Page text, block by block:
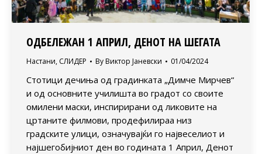
ОДБЕЛЕЖАН 1 АПРИЛ, ДЕНОТ НА ШЕГАТА
Настани, СЛИДЕР By Виктор Јаневски 01/04/2024
Стотици дечиња од градинката „Димче Мирчев“
и од основните училишта во градот со своите
омилени маски, инспирирани од ликовите на
цртаните филмови, продефилираа низ
градските улици, означувајќи го највеселиот и
најшегобијниот ден во годината 1 Април, Денот